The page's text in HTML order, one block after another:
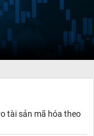
tài sản mã hóa theo